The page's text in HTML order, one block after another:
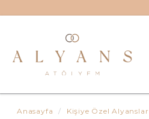
Anasayfa Kişiye Özel Alyanslar